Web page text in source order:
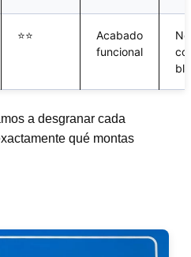
⭐⭐
Acabado
funcional
No
ble
a desgranar cada
qué montas